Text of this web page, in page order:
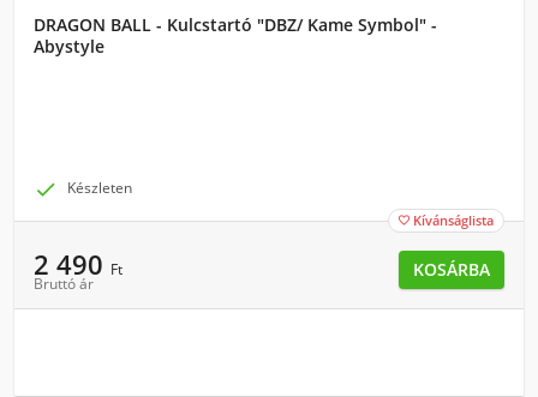
DRAGON BALL - Kulcstartó "DBZ/ Kame Symbol" -
Abystyle
 Készleten
 Kívánságlista
2 490 Ft
Bruttó ár
KOSÁRBA